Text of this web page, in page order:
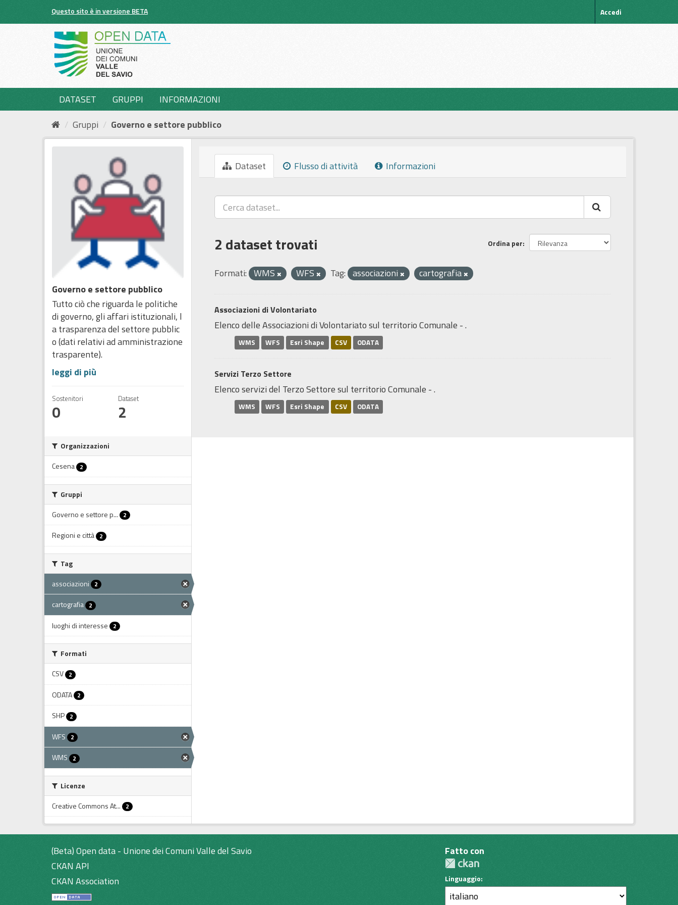
Questo sito è in versione BETA Accedi
DATASET GRUPPI
INFORMAZIONI
Gruppi
Governo e settore pubblico
Governo e settore pubblico
Tutto ciò che riguarda le politiche
di governo, gli affari istituzionali, l
a trasparenza del settore pubblic
o (dati relativi ad amministrazione
trasparente).
leggi di più
Sostenitori
0
Dataset
2
Organizzazioni
Cesena 2
Gruppi
Governo e settore p...
2
Regioni e città 2
Tag
associazioni
2
cartografia 2
luoghi di interesse 2
Formati
CSV 2
ODATA 2
SHP 2
WFS 2
WMS 2
Licenze
Creative Commons At...
2
Dataset Flusso di attività Informazioni
Ordina per
2 dataset trovati
Formati: WMS WFS Tag: associazioni cartografia
Associazioni di Volontariato
Elenco delle Associazioni di Volontariato sul territorio Comunale - .
WMS WFS Esri Shape CSV ODATA
Servizi Terzo Settore
Elenco servizi del Terzo Settore sul territorio Comunale - .
WMS WFS Esri Shape CSV ODATA
(Beta) Open data - Unione dei Comuni Valle del Savio
CKAN API
CKAN Association
Fatto con
Linguaggio